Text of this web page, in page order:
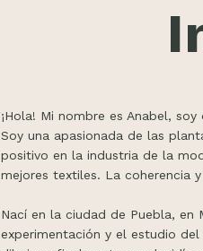
¡Hola! Mi nombre es Anabel,
Soy una apasionada de las
positivo en la industria de la
mejores textiles. La coherencia
Nací en la ciudad de Puebla, en
experimentación y el estudio